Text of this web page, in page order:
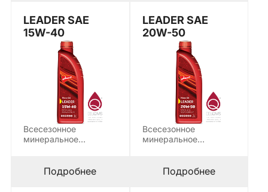
LEADER SAE
15W-40
Всесезонное
минеральное
предназначено для
работы…
Подробнее
LEADER SAE
20W-50
Всесезонное
минеральное
предназначено для
работы…
Подробнее